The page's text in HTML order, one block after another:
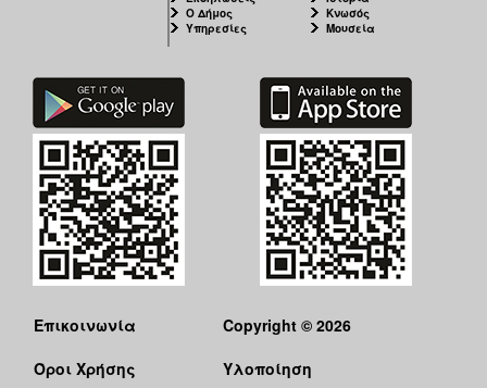
Ο Δήμος
Υπηρεσίες
Κνωσός
Μουσεία
Επικοινωνία
Όροι Χρήσης
Copyright © 2026
Υλοποίηση